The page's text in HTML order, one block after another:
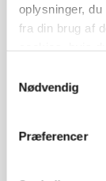
oplysninger,
fra din brug af
Nødvendig
Præferencer
GRISE
Rådgiver om